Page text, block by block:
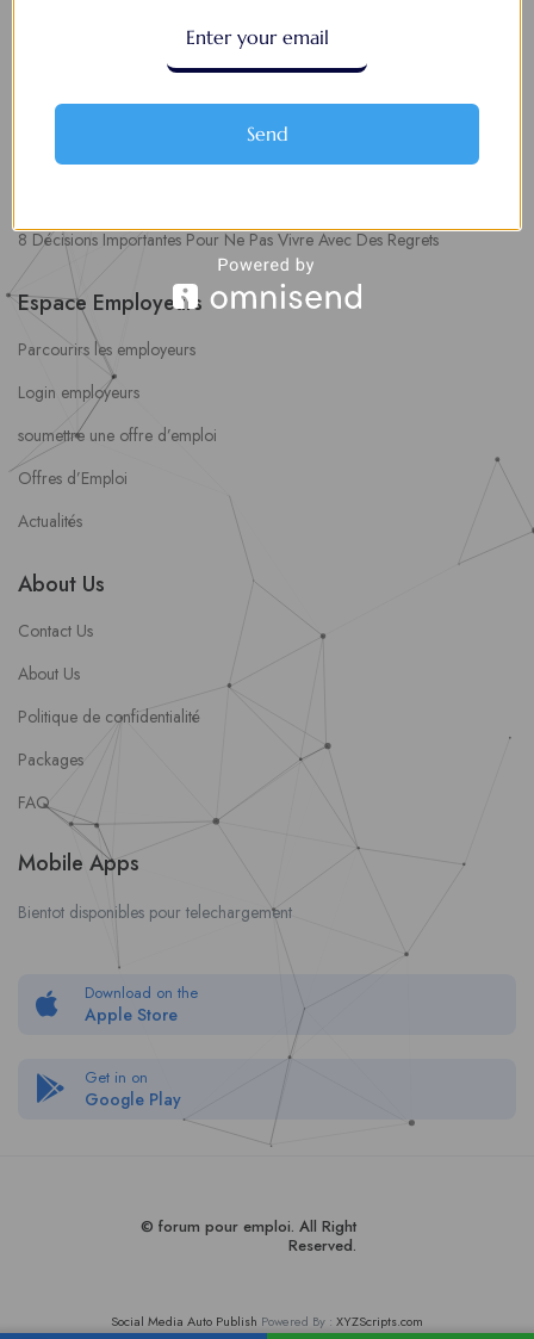
Postuler en ligne : 5 erreurs courantes à éviter pour maximiser vos
8 Décisions Importantes Pour Ne Pas Vivre Avec Des Regrets
Espace Employeurs
Parcourirs les employeurs
Login employeurs
soumettre une offre d’emploi
Offres d’Emploi
Actualités
About Us
Contact Us
About Us
Politique de confidentialité
Packages
FAQ
Mobile Apps
Bientot disponibles pour telechargement
Download on the
Apple Store
Get in on
Google Play
© forum pour emploi. All Right
Reserved.
Social Media Auto Publish Powered By : XYZScripts.com
Send